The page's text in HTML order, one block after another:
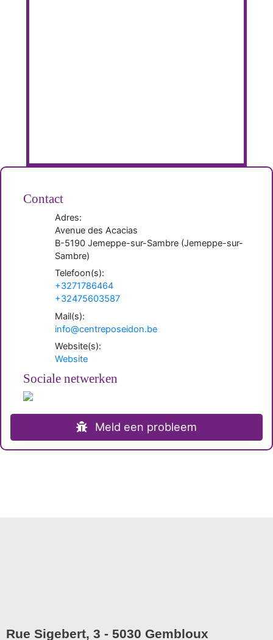
Contact
Adres:
Avenue des Acacias
B-5190 Jemeppe-sur-Sambre (Jemeppe-sur-
Sambre)
Telefoon(s):
+3271786464
+32475603587
Mail(s):
info@centreposeidon.be
Website(s):
Website
Sociale netwerken
Meld een probleem
Rue Sigebert, 3 - 5030 Gembloux